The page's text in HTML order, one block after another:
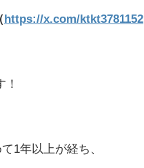
https://x.com/ktkt3781152
1年以上が経ち、